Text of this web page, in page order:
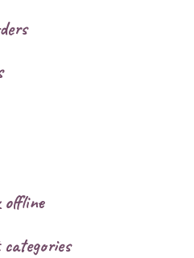
offline